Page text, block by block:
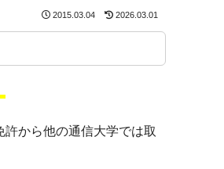
2015.03.04 2026.03.01
から他の通信大学では取